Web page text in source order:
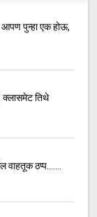
आपण पुन्हा एक होऊ,
क्लासमेट तिथे
वाहतूक ठप्प.......